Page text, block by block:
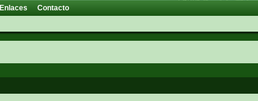
Enlaces Contacto